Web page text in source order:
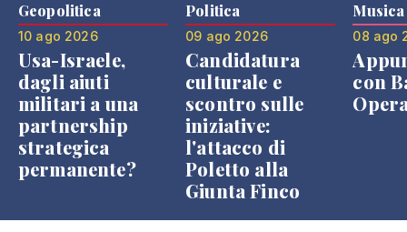
Geopolitica
10 ago 2026
Usa-Israele,
dagli aiuti
militari a una
partnership
strategica
permanente?
Politica
09 ago 2026
Candidatura
culturale e
scontro sulle
iniziative:
l'attacco di
Poletto alla
Giunta Finco
Musica
08 ago
con